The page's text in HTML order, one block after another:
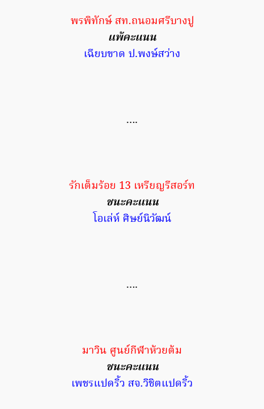
พรพิทักษ์ สท.ถนอมศรีบางปู
แพ้คะแนน
เฉียบขาด ป.พงษ์สว่าง
….
รักเต็มร้อย 13 เหรียญรีสอร์ท
ชนะคะแนน
โอเล่ห์ ศิษย์นิวัฒน์
….
มาวิน ศูนย์กีฬาห้วยต้ม
ชนะคะแนน
เพชรแปดริ้ว สจ.วิชิตแปดริ้ว